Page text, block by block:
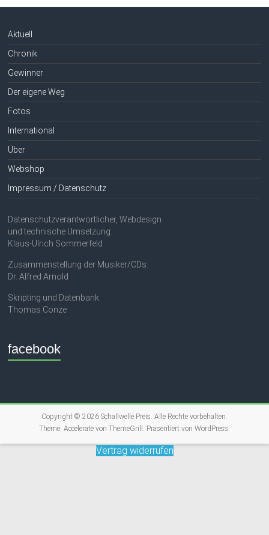
Aktuell
Chronik
Gewinner
Der eigene Weg
Fotos
International
Über
Webshop
Impressum / Datenschutz
Datenschutzverantwortlicher, Webdesign
und technische Umsetzung:
Klaus-Ulrich Sommerfeld
Zusammenstellung der Musiker/CDs:
Dr. Alfred Arnold
Skripting und Datenbank:
Thomas Conze
facebook
Copyright © 2026 Schallwelle Preis. Alle Rechte vorbehalten.
Theme: Acceleratevon ThemeGrill. Präsentiert von WordPress.
Vertrag widerrufen